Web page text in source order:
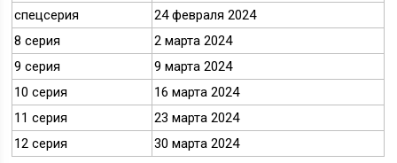
спецсерия
24 февраля 2024
8 серия
2 марта 2024
9 серия
9 марта 2024
10 серия
16 марта 2024
11 серия
23 марта 2024
12 серия
30 марта 2024